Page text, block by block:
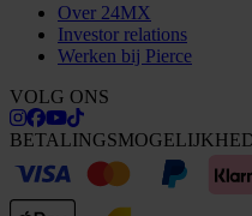
Over 24MX
Investor relations
Werken bij Pierce
VOLG ONS